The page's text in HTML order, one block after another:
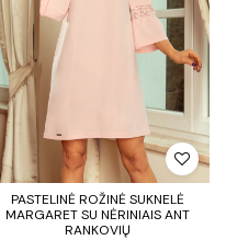
PASTELINĖ ROŽINĖ SUKNELĖ
MARGARET SU NĖRINIAIS ANT
RANKOVIŲ